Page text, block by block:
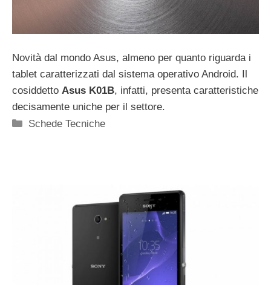
Novità dal mondo Asus, almeno per quanto riguarda i
tablet caratterizzati dal sistema operativo Android. Il
cosiddetto Asus K01B, infatti, presenta caratteristiche
decisamente uniche per il settore.
Categorie
Schede Tecniche